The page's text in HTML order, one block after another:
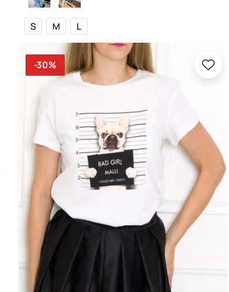
S M L
-30%